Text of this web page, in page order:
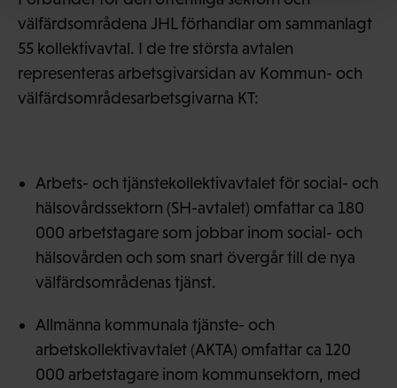
välfärdsområdena JHL förhandlar om sammanlagt
55 kollektivavtal. I de tre största avtalen
representeras arbetsgivarsidan av Kommun- och
välfärdsområdesarbetsgivarna KT:
Arbets- och tjänstekollektivavtalet för social- och
hälsovårdssektorn (SH-avtalet) omfattar ca 180
000 arbetstagare som jobbar inom social- och
hälsovården och som snart övergår till de nya
välfärdsområdenas tjänst.
Allmänna kommunala tjänste- och
arbetskollektivavtalet (AKTA) omfattar ca 120
000 arbetstagare inom kommunsektorn, med